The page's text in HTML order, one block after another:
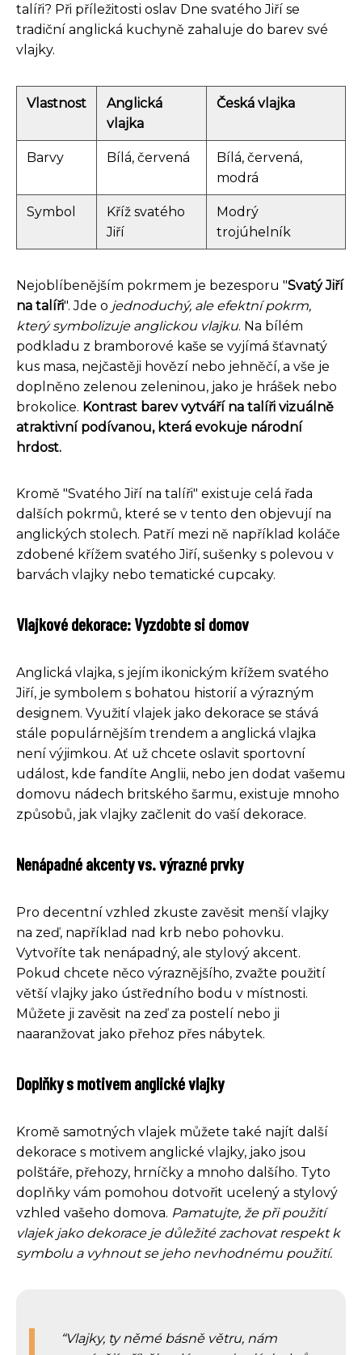
talíři? Při příležitosti oslav Dne svatého Jiří se
tradiční anglická kuchyně zahaluje do barev své
vlajky.
Vlastnost
Anglická
vlajka
Česká vlajka
Barvy Bílá, červená
Bílá, červená,
modrá
Symbol
Kříž svatého
Jiří
Modrý
trojúhelník
Nejoblíbenějším pokrmem je bezesporu "Svatý Jiří
na talíři". Jde o jednoduchý, ale efektní pokrm,
který symbolizuje anglickou vlajku. Na bílém
podkladu z bramborové kaše se vyjímá šťavnatý
kus masa, nejčastěji hovězí nebo jehněčí, a vše je
doplněno zelenou zeleninou, jako je hrášek nebo
brokolice. Kontrast barev vytváří na talíři vizuálně
atraktivní podívanou, která evokuje národní
hrdost.
Kromě "Svatého Jiří na talíři" existuje celá řada
dalších pokrmů, které se v tento den objevují na
anglických stolech. Patří mezi ně například koláče
zdobené křížem svatého Jiří, sušenky s polevou v
barvách vlajky nebo tematické cupcaky.
Vlajkové dekorace: Vyzdobte si domov
Anglická vlajka, s jejím ikonickým křížem svatého
Jiří, je symbolem s bohatou historií a výrazným
designem. Využití vlajek jako dekorace se stává
stále populárnějším trendem a anglická vlajka
není výjimkou. Ať už chcete oslavit sportovní
událost, kde fandíte Anglii, nebo jen dodat vašemu
domovu nádech britského šarmu, existuje mnoho
způsobů, jak vlajky začlenit do vaší dekorace.
Nenápadné akcenty vs. výrazné prvky
Pro decentní vzhled zkuste zavěsit menší vlajky
na zeď, například nad krb nebo pohovku.
Vytvoříte tak nenápadný, ale stylový akcent.
Pokud chcete něco výraznějšího, zvažte použití
větší vlajky jako ústředního bodu v místnosti.
Můžete ji zavěsit na zeď za postelí nebo ji
naaranžovat jako přehoz přes nábytek.
Doplňky s motivem anglické vlajky
Kromě samotných vlajek můžete také najít další
dekorace s motivem anglické vlajky, jako jsou
polštáře, přehozy, hrníčky a mnoho dalšího. Tyto
doplňky vám pomohou dotvořit ucelený a stylový
vzhled vašeho domova. Pamatujte, že při použití
vlajek jako dekorace je důležité zachovat respekt k
symbolu a vyhnout se jeho nevhodnému použití.
Vlajky, ty němé básně větru, nám